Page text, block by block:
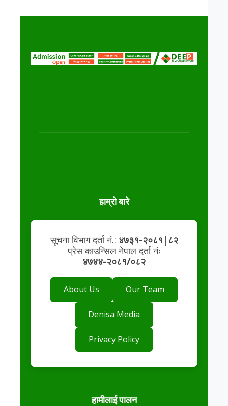
हाम्रो बारे
सूचना विभाग दर्ता नं.: ४७३१-२०८१|८२
प्रेस काउन्सिल नेपाल दर्ता नंः
४७४४-२०८१/०८२
About Us Our Team
Denisa Media
Privacy Policy
हामीलाई पालन